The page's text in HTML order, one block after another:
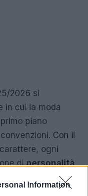
Information
2026 si
in cui la moda
piano
Con il
ogni
dipersonalità